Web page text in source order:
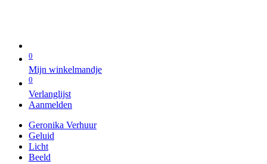
0
Mijn winkelmandje
0
Verlanglijst
Aanmelden
Geronika Verhuur
Geluid
Licht
Beeld